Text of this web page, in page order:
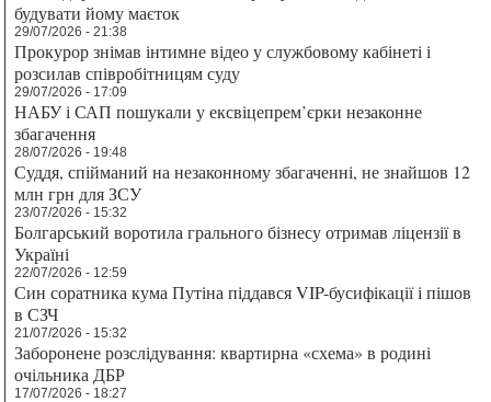
будувати йому маєток
29/07/2026 - 21:38
Прокурор знімав інтимне відео у службовому кабінеті і
розсилав співробітницям суду
29/07/2026 - 17:09
НАБУ і САП пошукали у ексвіцепрем’єрки незаконне
збагачення
28/07/2026 - 19:48
Суддя, спійманий на незаконному збагаченні, не знайшов 12
млн грн для ЗСУ
23/07/2026 - 15:32
Болгарський воротила грального бізнесу отримав ліцензії в
Україні
22/07/2026 - 12:59
Син соратника кума Путіна піддався VIP-бусифікації і пішов
в СЗЧ
21/07/2026 - 15:32
Заборонене розслідування: квартирна «схема» в родині
очільника ДБР
17/07/2026 - 18:27